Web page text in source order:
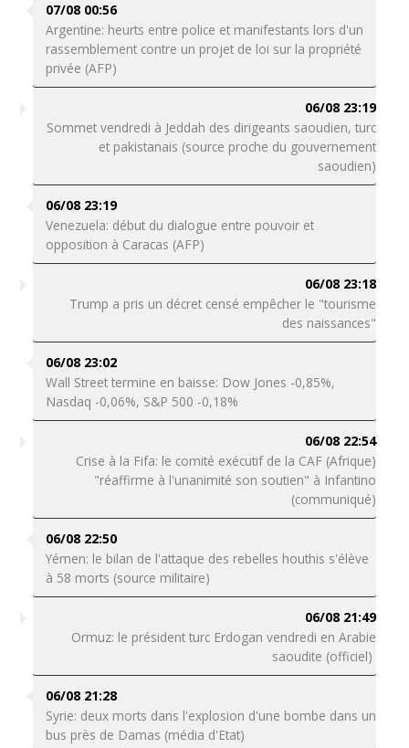
07/08 00:56
Argentine: heurts entre police et manifestants lors d'un
rassemblement contre un projet de loi sur la propriété
privée (AFP)
06/08 23:19
Sommet vendredi à Jeddah des dirigeants saoudien, turc
et pakistanais (source proche du gouvernement
saoudien)
06/08 23:19
Venezuela: début du dialogue entre pouvoir et
opposition à Caracas (AFP)
06/08 23:18
Trump a pris un décret censé empêcher le "tourisme
des naissances"
06/08 23:02
Wall Street termine en baisse: Dow Jones -0,85%,
Nasdaq -0,06%, S&P 500 -0,18%
06/08 22:54
Crise à la Fifa: le comité exécutif de la CAF (Afrique)
"réaffirme à l'unanimité son soutien" à Infantino
(communiqué)
06/08 22:50
Yémen: le bilan de l'attaque des rebelles houthis s'élève
à 58 morts (source militaire)
06/08 21:49
Ormuz: le président turc Erdogan vendredi en Arabie
saoudite (officiel)
06/08 21:28
Syrie: deux morts dans l'explosion d'une bombe dans un
bus près de Damas (média d'Etat)